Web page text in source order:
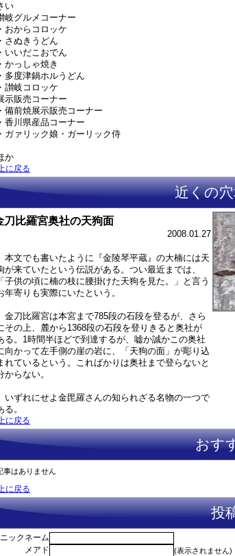
い
岐グルメコーナー
おからコロッケ
さぬきうどん
いいだこおでん
かっしゃ焼き
多度津鍋ホルうどん
讃岐コロッケ
示販売コーナー
備前焼展示販売コーナー
香川県産品コーナー
ガァリック娘・ガーリック侍
か
に戻る
近くの
刀比羅宮奥社の天狗面
2008.01.27
文でも書いたように『金陵琴平蔵』の大楠には天
が来ていたという伝説がある。つい最近までは、
子供の頃に楠の枝に腰掛けた天狗を見た。」と言う
年寄りも実際にいたという。
刀比羅宮は本宮まで785段の石段を登るが、さら
その上、麓から1368段の石段を登りきると奥社が
る。1時間半ほどで到達するが、嘘か誠かこの奥社
向かって左手側の崖の岩に、「天狗の面」が彫り込
れているという。こればかりは奥社まで登らないと
からない。
ずれにせよ金毘羅さんの知られざる名物の一つで
る。
に戻る
おす
事はありません
に戻る
投
ニックネーム
メアド
(表示されません)